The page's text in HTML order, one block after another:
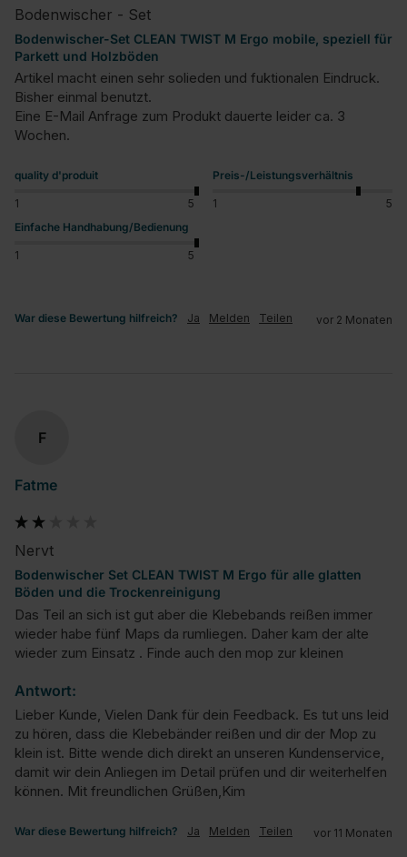
Bodenwischer - Set
Bodenwischer-Set CLEAN TWIST M Ergo mobile, speziell für
Parkett und Holzböden
Artikel macht einen sehr solieden und fuktionalen Eindruck.
Bisher einmal benutzt.
Eine E-Mail Anfrage zum Produkt dauerte leider ca. 3
Wochen.
quality d'produit
1 5
Preis-/Leistungsverhältnis
1
5
Einfache Handhabung/Bedienung
1 5
War diese Bewertung hilfreich? Ja Melden Teilen vor 2 Monaten
F
Fatme
Nervt
Bodenwischer Set CLEAN TWIST M Ergo für alle glatten
Böden und die Trockenreinigung
Das Teil an sich ist gut aber die Klebebands reißen immer
wieder habe fünf Maps da rumliegen. Daher kam der alte
wieder zum Einsatz . Finde auch den mop zur kleinen
Antwort:
Lieber Kunde, Vielen Dank für dein Feedback. Es tut uns leid
zu hören, dass die Klebebänder reißen und dir der Mop zu
klein ist. Bitte wende dich direkt an unseren Kundenservice,
damit wir dein Anliegen im Detail prüfen und dir weiterhelfen
können. Mit freundlichen Grüßen,Kim
War diese Bewertung hilfreich? Ja Melden Teilen vor 11 Monaten